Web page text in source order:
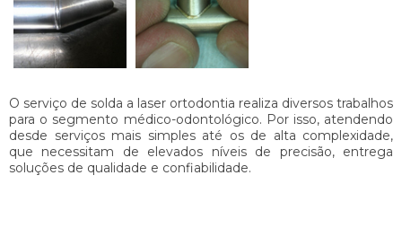
O serviço de solda a laser ortodontia realiza diversos trabalhos
para o segmento médico-odontológico. Por isso, atendendo
desde serviços mais simples até os de alta complexidade,
que necessitam de elevados níveis de precisão, entrega
soluções de qualidade e confiabilidade.